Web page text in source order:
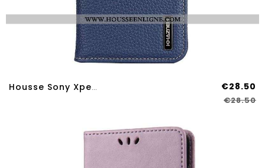
Housse Sony Xperia 10 IV Cuir Litchi KHAZNEH €28.50
€28.50